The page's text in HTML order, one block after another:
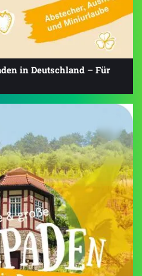
in Deutschland – Für